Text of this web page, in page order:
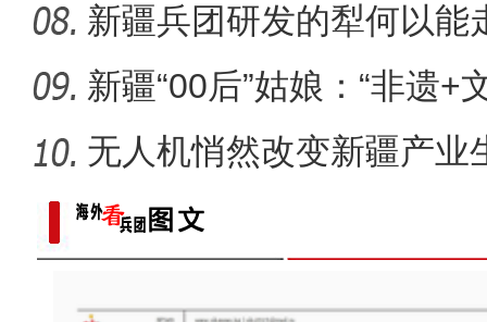
汇见证
新疆兵团研发的犁何以能
新疆“00后”姑娘：“非遗+
无人机悄然改变新疆产业